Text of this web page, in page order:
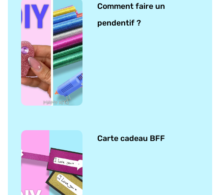
Comment faire un
pendentif ?
Carte cadeau BFF